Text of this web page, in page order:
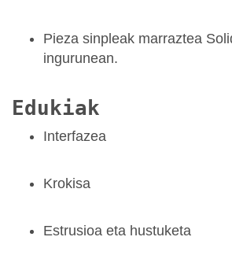
Pieza sinpleak marraztea
ingurunean.
Edukiak
Interfazea
Krokisa
Estrusioa eta hustuketa